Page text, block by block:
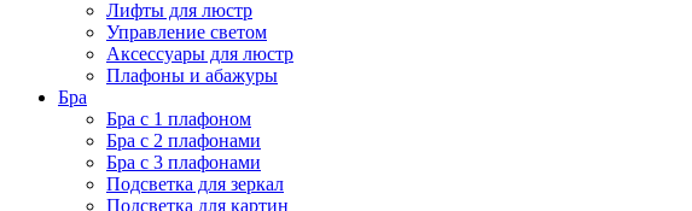
Лифты для люстр
Управление светом
Аксессуары для люстр
Плафоны и абажуры
Бра
Бра с 1 плафоном
Бра с 2 плафонами
Бра с 3 плафонами
Подсветка для зеркал
Подсветка для картин